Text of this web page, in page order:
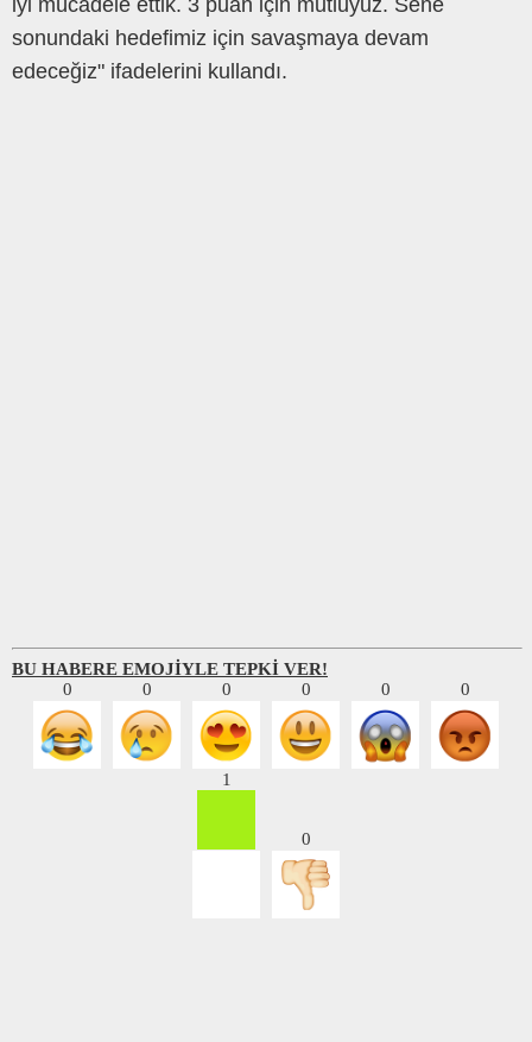
iyi mücadele ettik. 3 puan için mutluyuz. Sene
sonundaki hedefimiz için savaşmaya devam
edeceğiz" ifadelerini kullandı.
BU HABERE EMOJİYLE TEPKİ VER!
0
0 0 0 0 0
1
0